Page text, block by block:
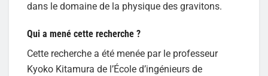
dans le domaine de la physique des gravitons.
Qui a mené cette recherche ?
Cette recherche a été menée par le professeur
Kyoko Kitamura de l’École d’ingénieurs de